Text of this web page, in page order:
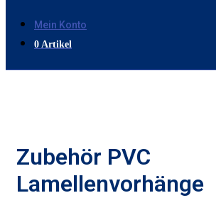
Mein Konto
0 Artikel
Zubehör PVC
Lamellenvorhänge